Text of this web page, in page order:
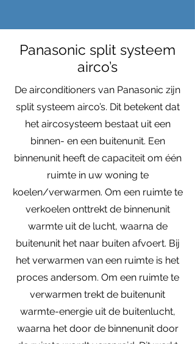
Panasonic split systeem
airco’s
De airconditioners van Panasonic zijn
split systeem airco’s. Dit betekent dat
het aircosysteem bestaat uit een
binnen- en een buitenunit. Een
binnenunit heeft de capaciteit om één
ruimte in uw woning te
koelen/verwarmen. Om een ruimte te
verkoelen onttrekt de binnenunit
warmte uit de lucht, waarna de
buitenunit het naar buiten afvoert. Bij
het verwarmen van een ruimte is het
proces andersom. Om een ruimte te
verwarmen trekt de buitenunit
warmte-energie uit de buitenlucht,
waarna het door de binnenunit door